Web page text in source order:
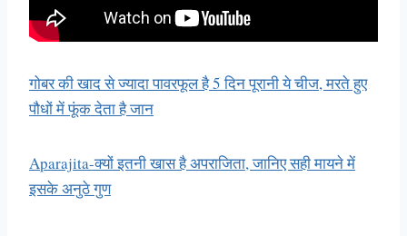
गोबर की खाद से ज्यादा पावरफूल है 5 दिन पूरानी ये चीज, मरते हुए
पौधों में फूंक देता है जान
Aparajita-क्यों इतनी खास है अपराजिता, जानिए सही मायने में
इसके अनुठे गुण